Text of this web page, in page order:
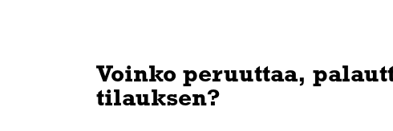
Voinko peruuttaa,
tilauksen?